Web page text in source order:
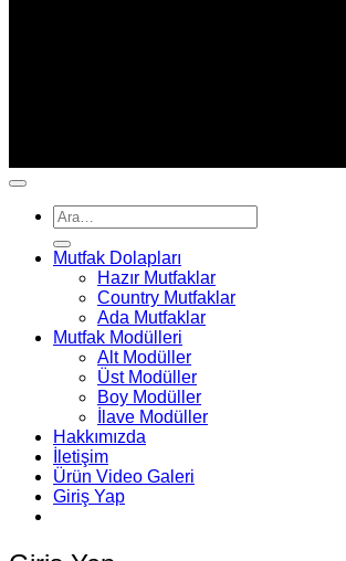
Ara:
Mutfak Dolapları
Hazır Mutfaklar
Country Mutfaklar
Ada Mutfaklar
Mutfak Modülleri
Alt Modüller
Üst Modüller
Boy Modüller
İlave Modüller
Hakkımızda
İletişim
Ürün Video Galeri
Giriş Yap